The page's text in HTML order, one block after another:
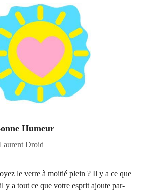
Humeur
Droid
le verre à moitié plein ? Il y a ce que
y a tout ce que votre esprit ajoute par-